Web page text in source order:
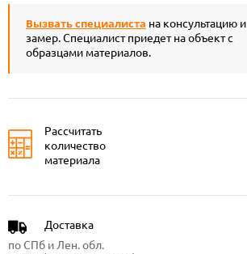
Вызвать специалиста на консультацию и
замер. Специалист приедет на объект с
образцами материалов.
Рассчитать
количество
материала
Доставка
по СПб и Лен. обл.